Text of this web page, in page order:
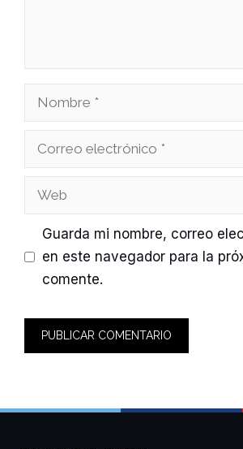
Nombre
Correo
Web
Guarda mi nombre, correo
en este navegador para la
comente.